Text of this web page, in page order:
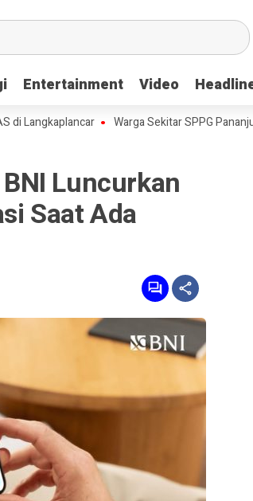
Entertainment Video
Entertainment Video
Warga Sekitar SPPG Pananjung Dua
Luncurkan
Saat Ada